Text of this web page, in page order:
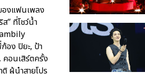
องแฟนเพลง
” ที่โชว์น้ำ
อง ปิยะ, ป้า
คอนเสิร์ตครั้ง
ผู้นำสายโปร